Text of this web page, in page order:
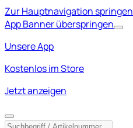
Zur Hauptnavigation springen
App Banner überspringen
Unsere App
Kostenlos im Store
Jetzt anzeigen